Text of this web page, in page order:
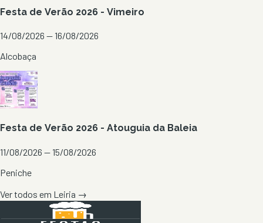
Festa de Verão 2026 - Vimeiro
14/08/2026 — 16/08/2026
Alcobaça
Festa de Verão 2026 - Atouguia da Baleia
11/08/2026 — 15/08/2026
Peniche
Ver todos em Leiria →